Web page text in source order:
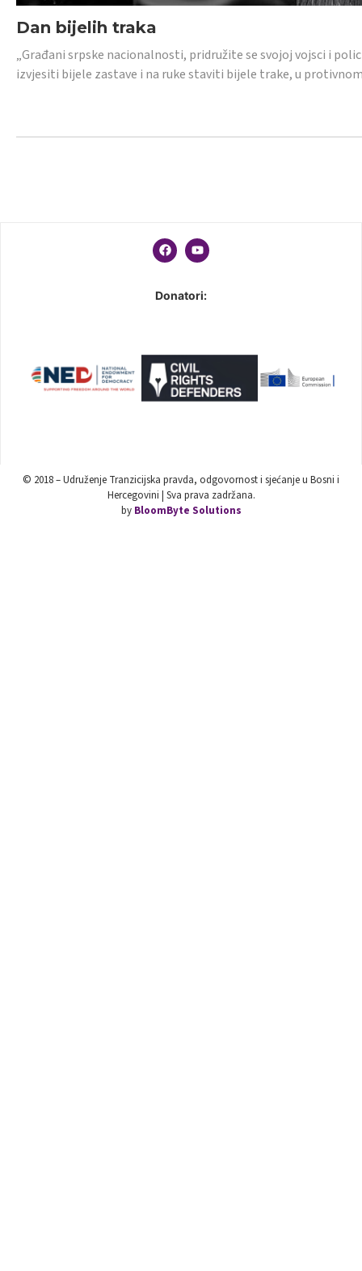
Dan bijelih traka
„Građani srpske nacionalnosti, pridružite se svojoj vojsci i
izvjesiti bijele zastave i na ruke staviti bijele trake, u
Donatori:
© 2018 – Udruženje Tranzicijska pravda, odgovornost i sjećanje u Bosni i
Hercegovini | Sva prava zadržana.
by BloomByte Solutions